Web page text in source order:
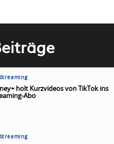
holt Kurzvideos von TikTok ins
Abo